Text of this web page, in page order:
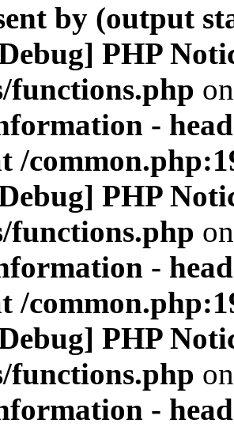
by (output
PHP
functions.php
-
/
PHP
functions.php
-
/
PHP
functions.php
-